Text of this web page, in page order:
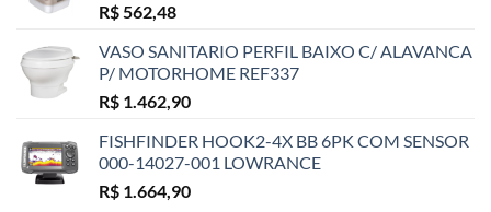
R$562,48
VASO SANITARIO PERFIL BAIXO C/ ALAVANCA
P/ MOTORHOME REF337
R$ 1.462,90
FISHFINDER HOOK2-4X BB 6PK COM SENSOR
000-14027-001 LOWRANCE
R$ 1.664,90